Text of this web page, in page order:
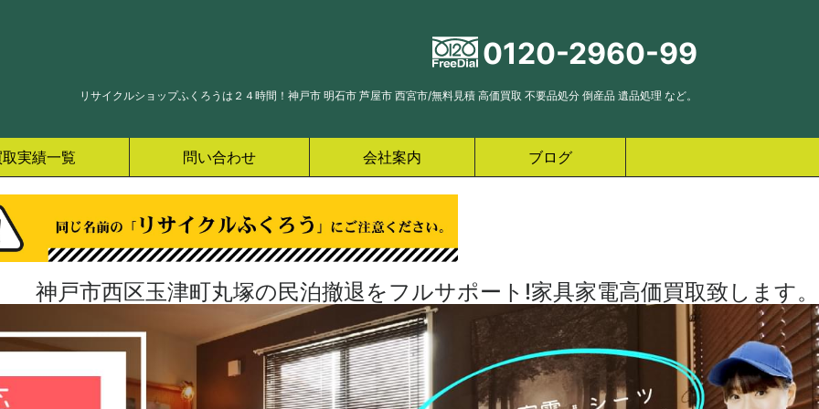
0120-2960-99
リサイクルショップふくろうは２４時間！神戸市 明石市 芦屋市 西宮市/無料見積 高価買取 不要品処分 倒産品 遺品処理 など。
実績一覧 問い合わせ 会社案内 ブログ
神戸市西区玉津町丸塚の民泊撤退をフルサポート!家具家電高価買取致します。